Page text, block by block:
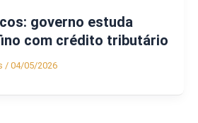
governo estuda
com crédito tributário
/ 04/05/2026